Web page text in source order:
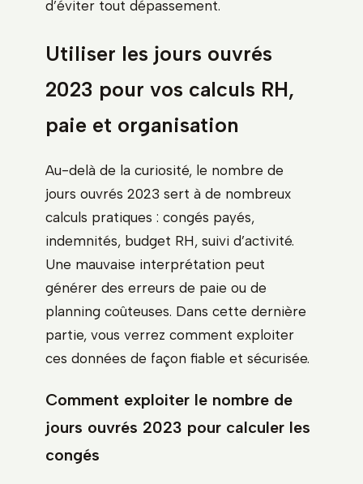
d’éviter tout dépassement.
Utiliser les jours ouvrés
2023 pour vos calculs RH,
paie et organisation
Au-delà de la curiosité, le nombre de
jours ouvrés 2023 sert à de nombreux
calculs pratiques : congés payés,
indemnités, budget RH, suivi d’activité.
Une mauvaise interprétation peut
générer des erreurs de paie ou de
planning coûteuses. Dans cette dernière
partie, vous verrez comment exploiter
ces données de façon fiable et sécurisée.
Comment exploiter le nombre de
jours ouvrés 2023 pour calculer les
congés